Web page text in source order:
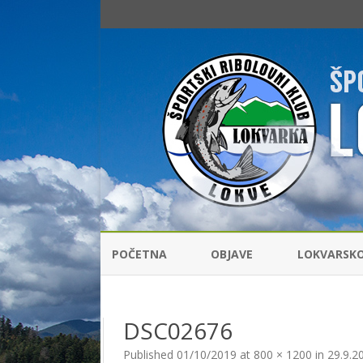
POČETNA OBJAVE
DSC02676
Published 01/10/2019 at 800 × 1200 in